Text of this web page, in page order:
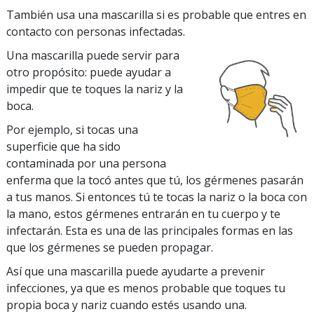
También usa una mascarilla si es probable que entres en
contacto con personas infectadas.
Una mascarilla puede servir para
otro propósito: puede ayudar a
impedir que te toques la nariz y la
boca.
Por ejemplo, si tocas una
superficie que ha sido
contaminada por una persona
enferma que la tocó antes que tú, los gérmenes pasarán
a tus manos. Si entonces tú te tocas la nariz o la boca con
la mano, estos gérmenes entrarán en tu cuerpo y te
infectarán. Esta es una de las principales formas en las
que los gérmenes se pueden propagar.
Así que una mascarilla puede ayudarte a prevenir
infecciones, ya que es menos probable que toques tu
propia boca y nariz cuando estés usando una.